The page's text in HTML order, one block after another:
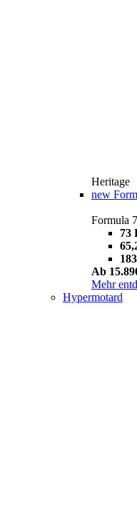
Heritage
new
Formula
73
Ab
Mehr
Hypermotard